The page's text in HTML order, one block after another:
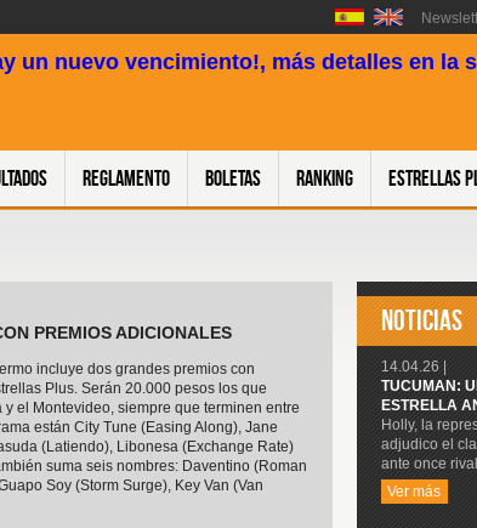
un nuevo vencimiento!, más detalles en la
Reglamento Boletas Ranking Estrellas
PREMIOS ADICIONALES
incluye dos grandes premios con
Plus. Serán 20.000 pesos los que
el Montevideo, siempre que terminen entre
están City Tune (Easing Along), Jane
(Latiendo), Libonesa (Exchange Rate)
suma seis nombres: Daventino (Roman
Soy (Storm Surge), Key Van (Van
NOTICIAS
14.04.26 |
TUCUMAN:
ESTRELLA
Holly, la
adjudico el
ante once
Ver más